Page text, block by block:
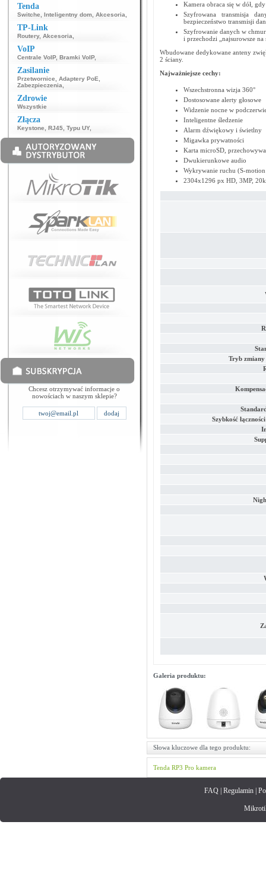
Tenda
Switche Inteligentny dom Akcesoria
TP-Link
Routery, Akcesoria
VoIP
Centrale VoIP, Bramki VoIP,
Zasilanie
Przetwornice Adaptery PoE
Zabezpieczenia
Zdrowie
Wszystkie
Złącza
Keystone RJ45 Typu UY,
Chcesz otrzymywać informacje o
nowościach w naszym sklepie?
Kamera obraca się w dół,
Szyfrowana transmisja
bezpieczeństwo transmisji
Szyfrowanie danych w
i przechodzi „najsurowsze na
Wbudowane dedykowane anteny
2 ściany.
Najważniejsze cechy:
Wszechstronna wizja 360°
Dostosowane alerty głosowe
Widzenie nocne w
Inteligentne śledzenie
Alarm dźwiękowy i świetlny
Migawka prywatności
Karta microSD,
Dwukierunkowe audio
Wykrywanie ruchu (S-
2304x1296 px HD, 3MP,
Tryb zmiany
Szybkość
Galeria produktu:
Słowa kluczowe dla tego produktu:
Tenda RP3 Pro kamera
FAQ| Regulamin|